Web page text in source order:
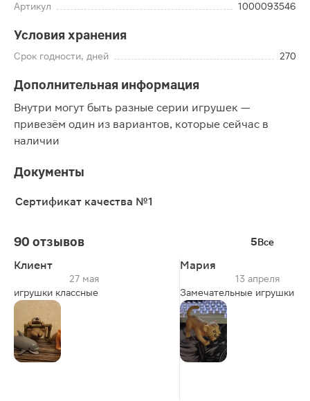
Артикул
1000093546
Условия хранения
Срок годности, дней 270
Дополнительная информация
Внутри могут быть разные серии игрушек —
привезём один из вариантов, которые сейчас в
наличии
Документы
Сертификат качества №1
90 отзывов 5Все
Клиент
27 мая
игрушки классные
Мария
13 апреля
Замечательные игрушки